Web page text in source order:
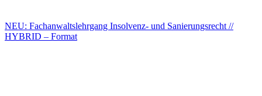
NEU: Fachanwaltslehrgang Insolvenz- und Sanierungsrecht //
HYBRID – Format